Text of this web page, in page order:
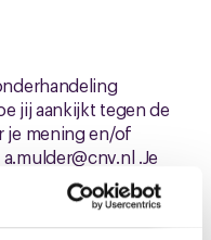
jij aankijkt tegen de
je mening en/of
a.mulder@cnv.nl.Je